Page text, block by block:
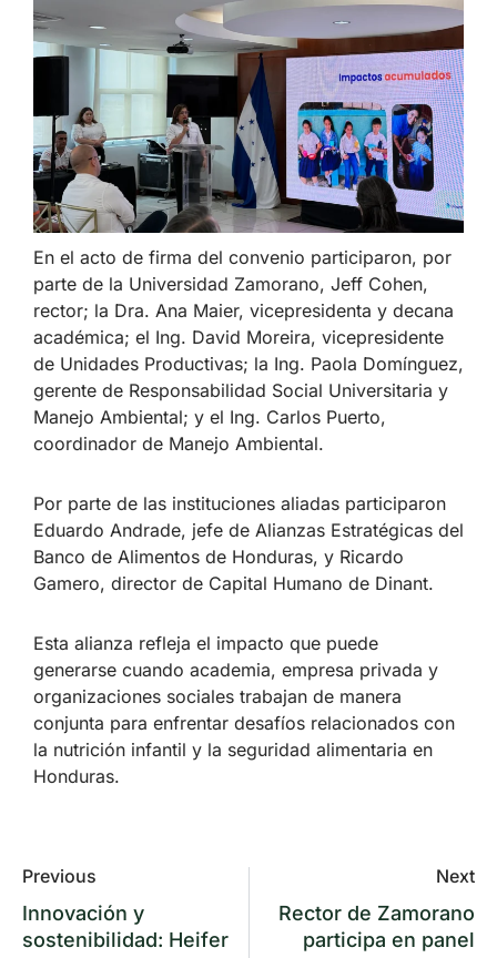
En el acto de firma del convenio participaron, por
parte de la Universidad Zamorano, Jeff Cohen,
rector; la Dra. Ana Maier, vicepresidenta y decana
académica; el Ing. David Moreira, vicepresidente
de Unidades Productivas; la Ing. Paola Domínguez,
gerente de Responsabilidad Social Universitaria y
Manejo Ambiental; y el Ing. Carlos Puerto,
coordinador de Manejo Ambiental.
Por parte de las instituciones aliadas participaron
Eduardo Andrade, jefe de Alianzas Estratégicas del
Banco de Alimentos de Honduras, y Ricardo
Gamero, director de Capital Humano de Dinant.
Esta alianza refleja el impacto que puede
generarse cuando academia, empresa privada y
organizaciones sociales trabajan de manera
conjunta para enfrentar desafíos relacionados con
la nutrición infantil y la seguridad alimentaria en
Honduras.
Previous
Innovación y
sostenibilidad: Heifer
Next
Rector de Zamorano
participa en panel